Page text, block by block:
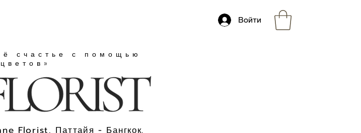
Войти
счастье с помощью
цветов»
Florist, Паттайя - Бангкок.